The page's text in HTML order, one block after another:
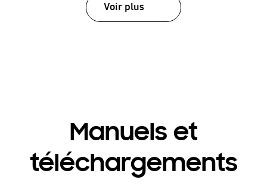
Voir plus
Manuels et
téléchargements